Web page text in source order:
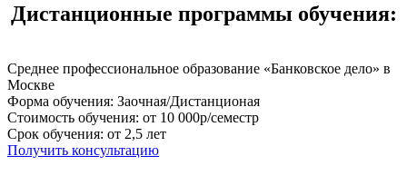
Дистанционные программы обучения:
Среднее профессиональное образование «Банковское дело» в
Москве
Форма обучения: Заочная/Дистанционая
Стоимость обучения: от 10 000р/семестр
Срок обучения: от 2,5 лет
Получить консультацию